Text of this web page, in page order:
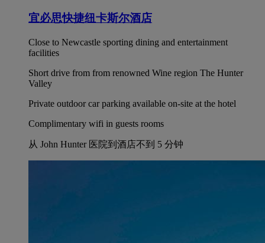
宜必思快捷纽卡斯尔酒店
Close to Newcastle sporting dining and entertainment
facilities
Short drive from from renowned Wine region The Hunter
Valley
Private outdoor car parking available on-site at the hotel
Complimentary wifi in guests rooms
从 John Hunter 医院到酒店不到 5 分钟